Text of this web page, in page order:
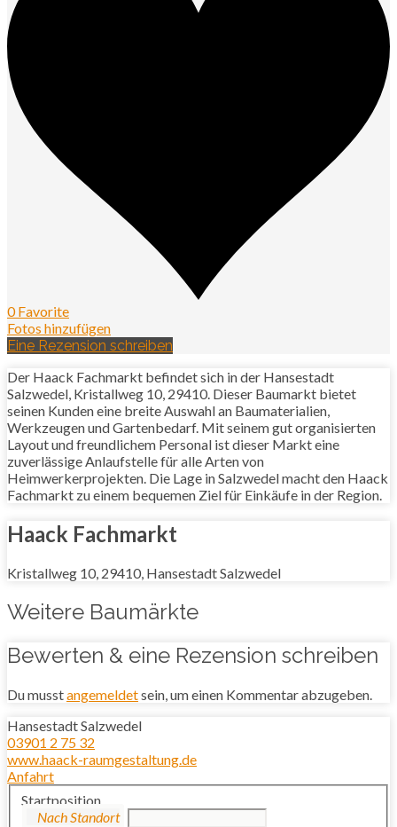
0 Favorite
Fotos hinzufügen
Eine Rezension schreiben
Der Haack Fachmarkt befindet sich in der Hansestadt
Salzwedel, Kristallweg 10, 29410. Dieser Baumarkt bietet
seinen Kunden eine breite Auswahl an Baumaterialien,
Werkzeugen und Gartenbedarf. Mit seinem gut organisierten
Layout und freundlichem Personal ist dieser Markt eine
zuverlässige Anlaufstelle für alle Arten von
Heimwerkerprojekten. Die Lage in Salzwedel macht den Haack
Fachmarkt zu einem bequemen Ziel für Einkäufe in der Region.
Haack Fachmarkt
Kristallweg 10, 29410, Hansestadt Salzwedel
Weitere Baumärkte
Bewerten & eine Rezension schreiben
Du musstangemeldetsein, um einen Kommentar abzugeben.
Hansestadt Salzwedel
03901 2 75 32
www.haack-raumgestaltung.de
Anfahrt
Startposition